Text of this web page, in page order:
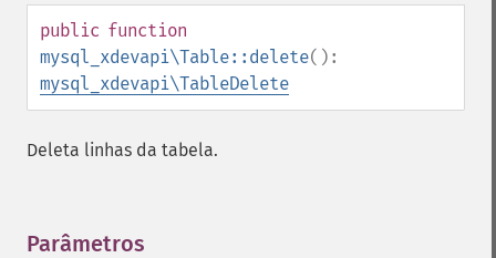
public function
mysql_xdevapi\Table::delete():
mysql_xdevapi\TableDelete
Deleta linhas da tabela.
Parâmetros